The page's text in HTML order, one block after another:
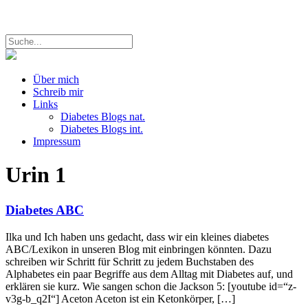
Über mich
Schreib mir
Links
Diabetes Blogs nat.
Diabetes Blogs int.
Impressum
Urin 1
Diabetes ABC
Ilka und Ich haben uns gedacht, dass wir ein kleines diabetes
ABC/Lexikon in unseren Blog mit einbringen könnten. Dazu
schreiben wir Schritt für Schritt zu jedem Buchstaben des
Alphabetes ein paar Begriffe aus dem Alltag mit Diabetes auf, und
erklären sie kurz. Wie sangen schon die Jackson 5: [youtube id=“z-
v3g-b_q2I“] Aceton Aceton ist ein Ketonkörper, […]